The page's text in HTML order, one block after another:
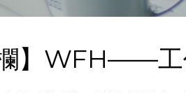
】WFH——工